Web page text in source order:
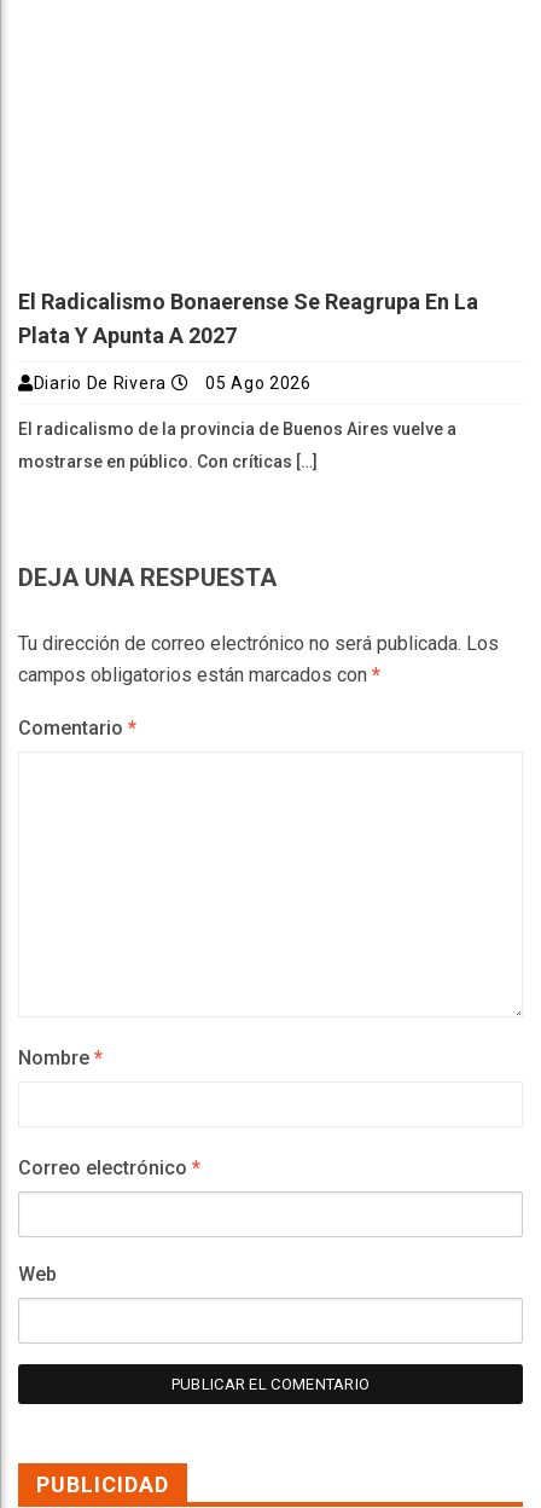
El Radicalismo Bonaerense Se Reagrupa En La
Plata Y Apunta A 2027
Diario De Rivera 05 Ago 2026
El radicalismo de la provincia de Buenos Aires vuelve a
mostrarse en público. Con críticas […]
DEJA UNA RESPUESTA
Tu dirección de correo electrónico no será publicada. Los
campos obligatorios están marcados con *
Comentario *
Nombre *
Correo electrónico *
Web
PUBLICIDAD